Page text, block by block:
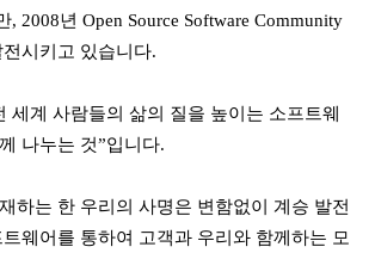
, 2008년 Open Source Software Community
시키고 있습니다.
세계 사람들의 삶의 질을 높이는 소프트웨
나누는 것”입니다.
하는 한 우리의 사명은 변함없이 계승 발전
웨어를 통하여 고객과 우리와 함께하는 모